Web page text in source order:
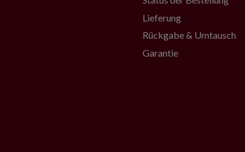
Lieferung
Rückgabe & Umtausch
Garantie